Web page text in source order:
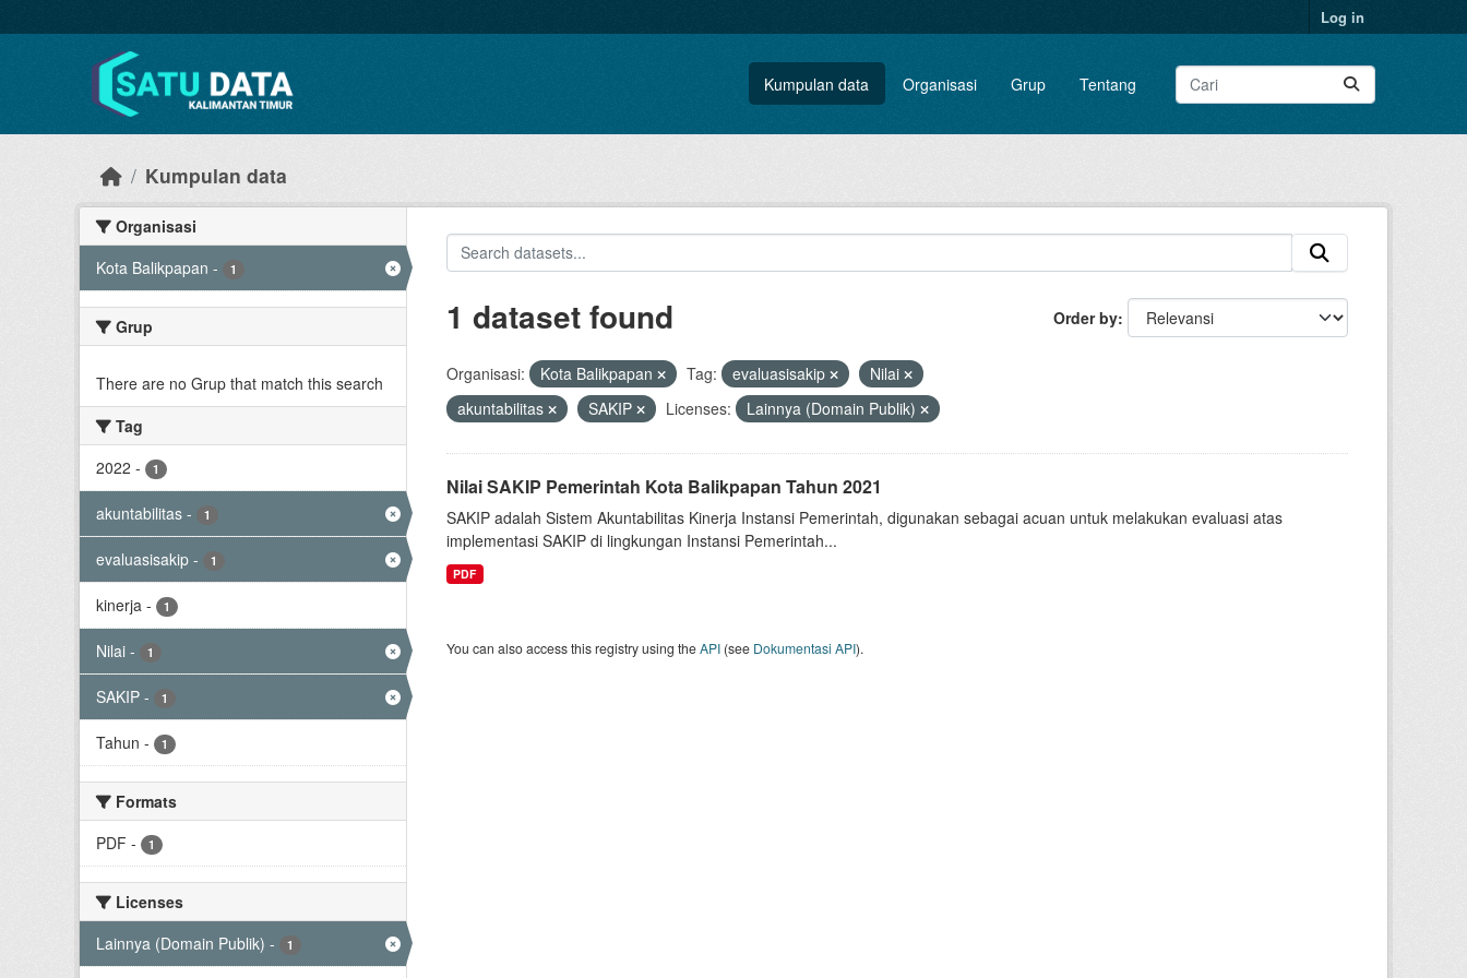
Log in
Kumpulan data Organisasi Grup Tentang
Kumpulan data
Organisasi
Kota Balikpapan - 1
Grup
There are no Grup that match this search
Tag
2022 - 1
akuntabilitas - 1
evaluasisakip - 1
kinerja - 1
Nilai - 1
SAKIP - 1
Tahun - 1
Formats
PDF - 1
Licenses
Lainnya (Domain Publik) - 1
Order by
1 dataset found
Organisasi: Kota Balikpapan Tag: evaluasisakip
Nilai
akuntabilitas
SAKIP Licenses: Lainnya (Domain Publik)
Nilai SAKIP Pemerintah Kota Balikpapan Tahun 2021
SAKIP adalah Sistem Akuntabilitas Kinerja Instansi Pemerintah, digunakan sebagai acuan untuk melakukan evaluasi atas
implementasi SAKIP di lingkungan Instansi Pemerintah...
PDF
You can also access this registry using theAPI(see Dokumentasi API).